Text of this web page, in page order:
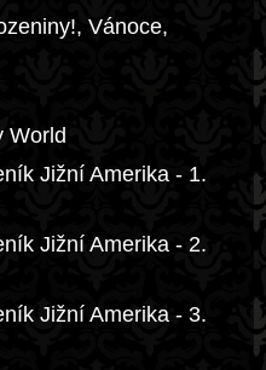
Vánoce,
World
Jižní Amerika - 1.
Jižní Amerika - 2.
Jižní Amerika - 3.